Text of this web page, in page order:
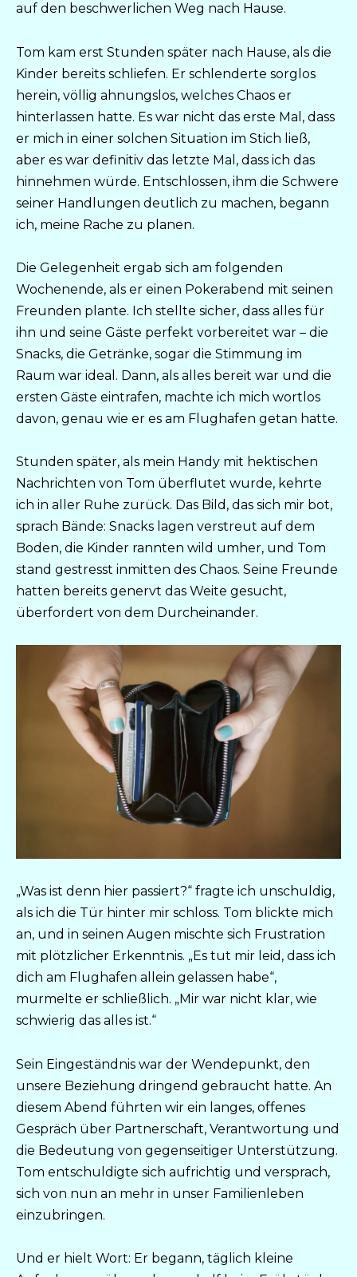
auf den beschwerlichen Weg nach Hause.
Tom kam erst Stunden später nach Hause, als die
Kinder bereits schliefen. Er schlenderte sorglos
herein, völlig ahnungslos, welches Chaos er
hinterlassen hatte. Es war nicht das erste Mal, dass
er mich in einer solchen Situation im Stich ließ,
aber es war definitiv das letzte Mal, dass ich das
hinnehmen würde. Entschlossen, ihm die Schwere
seiner Handlungen deutlich zu machen, begann
ich, meine Rache zu planen.
Die Gelegenheit ergab sich am folgenden
Wochenende, als er einen Pokerabend mit seinen
Freunden plante. Ich stellte sicher, dass alles für
ihn und seine Gäste perfekt vorbereitet war – die
Snacks, die Getränke, sogar die Stimmung im
Raum war ideal. Dann, als alles bereit war und die
ersten Gäste eintrafen, machte ich mich wortlos
davon, genau wie er es am Flughafen getan hatte.
Stunden später, als mein Handy mit hektischen
Nachrichten von Tom überflutet wurde, kehrte
ich in aller Ruhe zurück. Das Bild, das sich mir bot,
sprach Bände: Snacks lagen verstreut auf dem
Boden, die Kinder rannten wild umher, und Tom
stand gestresst inmitten des Chaos. Seine Freunde
hatten bereits genervt das Weite gesucht,
überfordert von dem Durcheinander.
„Was ist denn hier passiert?“ fragte ich unschuldig,
als ich die Tür hinter mir schloss. Tom blickte mich
an, und in seinen Augen mischte sich Frustration
mit plötzlicher Erkenntnis. „Es tut mir leid, dass ich
dich am Flughafen allein gelassen habe“,
murmelte er schließlich. „Mir war nicht klar, wie
schwierig das alles ist.“
Sein Eingeständnis war der Wendepunkt, den
unsere Beziehung dringend gebraucht hatte. An
diesem Abend führten wir ein langes, offenes
Gespräch über Partnerschaft, Verantwortung und
die Bedeutung von gegenseitiger Unterstützung.
Tom entschuldigte sich aufrichtig und versprach,
sich von nun an mehr in unser Familienleben
einzubringen.
Und er hielt Wort: Er begann, täglich kleine